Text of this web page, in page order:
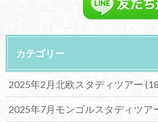
カテゴリー
2025年2月北欧スタディツアー
2025年7月モンゴルスタディツア